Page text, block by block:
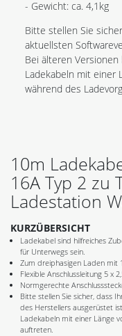
- Gewicht: ca. 4,1kg
Bitte stellen Sie
aktuellsten
Bei älteren
Ladekabeln mit einer
während des
10m
16A Typ 2 zu
Ladestation
KURZÜBERSICHT
Ladekabel sind hilfreiches
für Unterwegs sein.
Zum dreiphasigen Laden mit
Flexible Anschlussleitung 5 x
Normgerechte
Bitte stellen Sie sicher, dass
des Herstellers ausgerüstet
Ladekabeln mit einer Länge
auftreten.